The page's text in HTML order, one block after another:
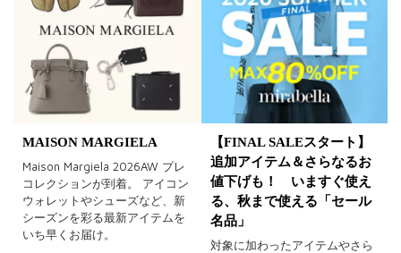
MAISON MARGIELA
Maison Margiela 2026AW プレ
コレクションが到着。 アイコン
ウォレットやシューズなど、新
シーズンを彩る最新アイテムを
いち早くお届け。
【FINAL SALEスタート】
追加アイテム＆さらなるお
値下げも！ いますぐ使え
る、秋まで使える「セール
名品」
対象に加わったアイテムやさら